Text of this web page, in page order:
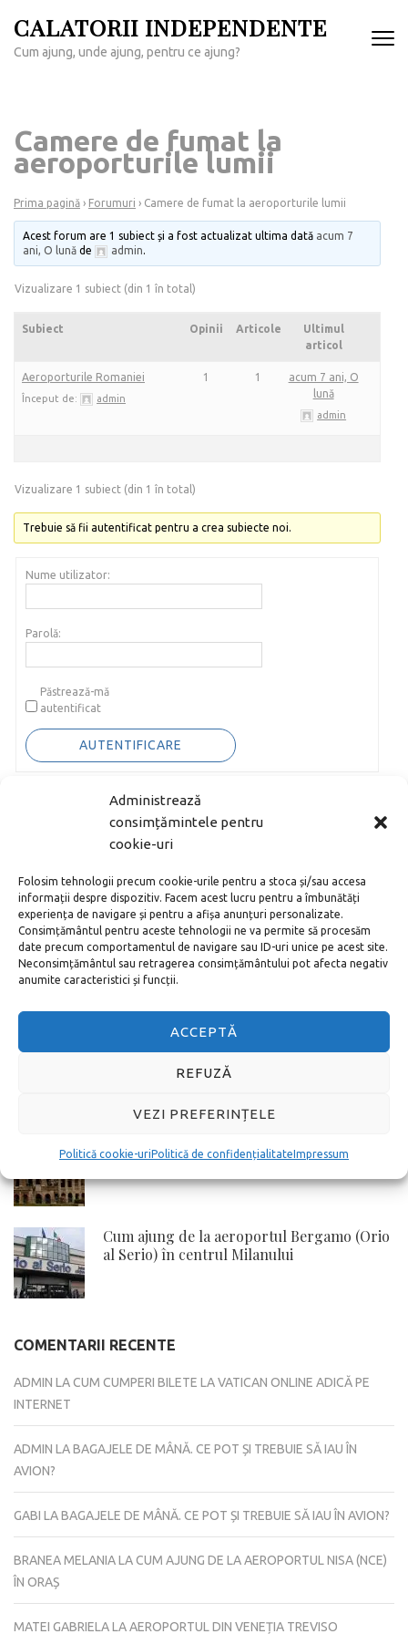
Administrează
consimțămintele pentru
cookie-uri
Folosim tehnologii precum cookie-urile pentru a stoca și/sau accesa
informații despre dispozitiv. Facem acest lucru pentru a îmbunătăți
experiența de navigare și pentru a afișa anunțuri personalizate.
Consimțământul pentru aceste tehnologii ne va permite să procesăm
date precum comportamentul de navigare sau ID-uri unice pe acest site.
Neconsimțământul sau retragerea consimțământului pot afecta negativ
anumite caracteristici și funcții.
ACCEPTĂ
REFUZĂ
VEZI PREFERINȚELE
Politică cookie-uriPolitică de confidențialitateImpressum
conținut
CALATORII INDEPENDENTE
Cum ajung, unde ajung, pentru ce ajung?
Camere de fumat la
aeroporturile lumii
Prima pagină › Forumuri › Camere de fumat la aeroporturile lumii
Acest forum are 1 subiect și a fost actualizat ultima dată acum 7
ani, O lună de admin.
Vizualizare 1 subiect (din 1 în total)
Subiect Opinii Articole
Ultimul
articol
Aeroporturile Romaniei
Început de: admin
1 1
acum 7 ani, O
lună
admin
Vizualizare 1 subiect (din 1 în total)
Trebuie să fii autentificat pentru a crea subiecte noi.
Nume utilizator:
Parolă:
Păstrează-mă
autentificat
AUTENTIFICARE
ARTICOLE POPULARE
centru
Cum cumperi bilete la Vatican online adică
pe internet
Toate metodele de a ajunge de la
Aeroportul Schönefeld în centrul orașului
Cum cumperi online bilete la Colosseum si
Forurile Romane
Cum ajung de la aeroportul Bergamo (Orio
al Serio) în centrul Milanului
COMENTARII RECENTE
ADMIN LACUM CUMPERI BILETE LA VATICAN ONLINE ADICĂ PE
INTERNET
ADMIN LABAGAJELE DE MÂNĂ. CE POT ȘI TREBUIE SĂ IAU ÎN
AVION?
GABI LABAGAJELE DE MÂNĂ. CE POT ȘI TREBUIE SĂ IAU ÎN AVION?
BRANEA MELANIALACUM AJUNG DE LA AEROPORTUL NISA (NCE)
ÎN ORAȘ
MATEI GABRIELALAAEROPORTUL DIN VENEȚIA TREVISO